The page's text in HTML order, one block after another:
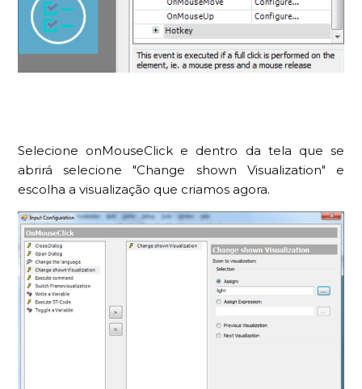
Selecione onMouseClick e dentro da tela que se
abrirá selecione "Change shown Visualization" e
escolha a visualização que criamos agora.